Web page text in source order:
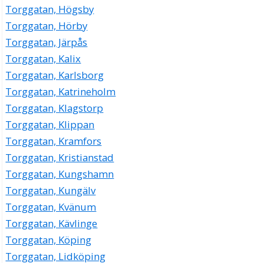
Torggatan, Högsby
Torggatan, Hörby
Torggatan, Järpås
Torggatan, Kalix
Torggatan, Karlsborg
Torggatan, Katrineholm
Torggatan, Klagstorp
Torggatan, Klippan
Torggatan, Kramfors
Torggatan, Kristianstad
Torggatan, Kungshamn
Torggatan, Kungälv
Torggatan, Kvänum
Torggatan, Kävlinge
Torggatan, Köping
Torggatan, Lidköping